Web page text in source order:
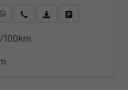
WhatsApp anfragen
Wir rufen Sie anFahrzeugexposé (PDF)
100km